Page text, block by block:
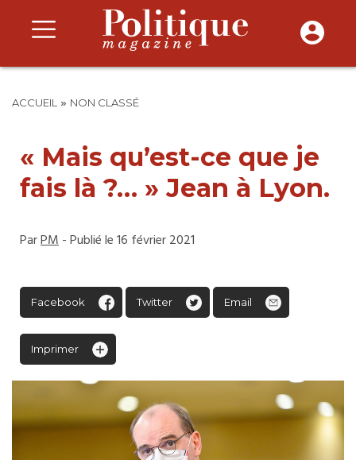
ACCUEIL » NON CLASSÉ
« Mais qu’est-ce que je
fais là ?… » Jean à Lyon.
ParPM- Publié le 16 février 2021
Facebook Twitter Email
Imprimer